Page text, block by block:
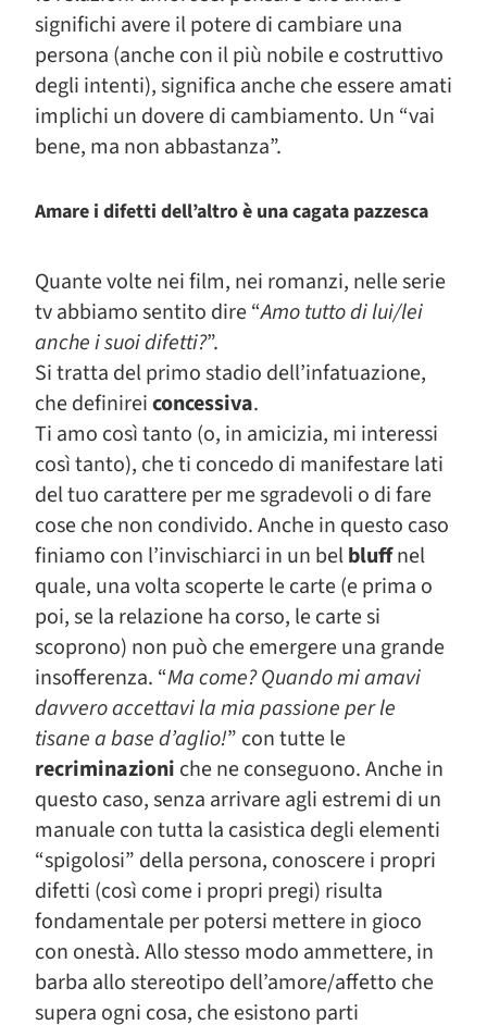
significhi avere il potere di cambiare una
persona (anche con il più nobile e costruttivo
degli intenti), significa anche che essere amati
implichi un dovere di cambiamento. Un “vai
bene, ma non abbastanza”.
Amare i difetti dell’altro è una cagata pazzesca
Quante volte nei film, nei romanzi, nelle serie
tv abbiamo sentito dire “Amo tutto di lui/lei
anche i suoi difetti?”.
Si tratta del primo stadio dell’infatuazione,
che definireiconcessiva.
Ti amo così tanto (o, in amicizia, mi interessi
così tanto), che ti concedo di manifestare lati
del tuo carattere per me sgradevoli o di fare
cose che non condivido. Anche in questo caso
finiamo con l’invischiarci in un belbluffnel
quale, una volta scoperte le carte (e prima o
poi, se la relazione ha corso, le carte si
scoprono) non può che emergere una grande
insofferenza. “Ma come? Quando mi amavi
davvero accettavi la mia passione per le
tisane a base d’aglio!” con tutte le
recriminazioni che ne conseguono. Anche in
questo caso, senza arrivare agli estremi di un
manuale con tutta la casistica degli elementi
“spigolosi” della persona, conoscere i propri
difetti (così come i propri pregi) risulta
fondamentale per potersi mettere in gioco
con onestà. Allo stesso modo ammettere, in
barba allo stereotipo dell’amore/affetto che
supera ogni cosa, che esistono parti